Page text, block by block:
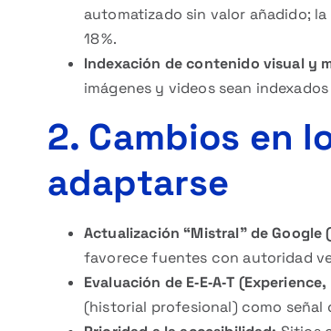
automatizado sin valor añadido;
18 %.
Indexación de contenido visual y
imágenes y videos sean
2. Cambios en
adaptarse
Actualización “Mistral” de Google
favorece fuentes con autoridad
Evaluación de E‑E‑A‑T
(historial profesional) como señal